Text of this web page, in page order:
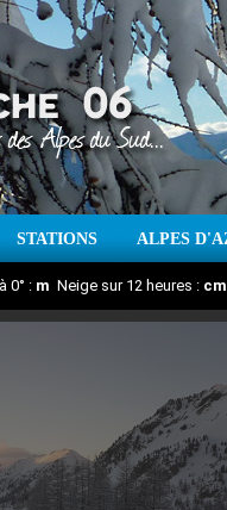
STATIONS ALPES
0° : m Neige sur 12 heures : cm